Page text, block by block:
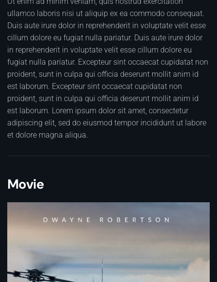
ullamco laboris nisi ut aliquip ex ea commodo consequat.
Duis aute irure dolor in reprehenderit in voluptate velit esse
cillum dolore eu fugiat nulla pariatur. Duis aute irure dolor
in reprehenderit in voluptate velit esse cillum dolore eu
fugiat nulla pariatur. Excepteur sint occaecat cupidatat non
proident, sunt in culpa qui officia deserunt mollit anim id
est laborum. Excepteur sint occaecat cupidatat non
proident, sunt in culpa qui officia deserunt mollit anim id
est laborum. Lorem ipsum dolor sit amet, consectetur
adipiscing elit, sed do eiusmod tempor incididunt ut labore
et dolore magna aliqua.
Movie